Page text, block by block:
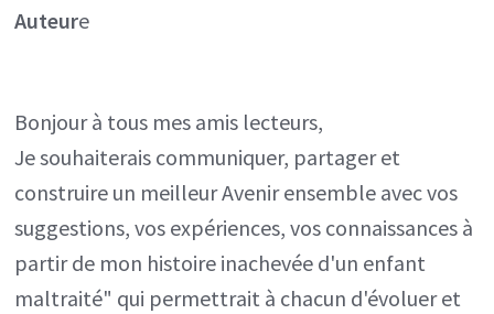
Auteure
Bonjour à tous mes amis lecteurs,
Je souhaiterais communiquer, partager et
construire un meilleur Avenir ensemble avec vos
suggestions, vos expériences, vos connaissances à
partir de mon histoire inachevée d'un enfant
maltraité" qui permettrait à chacun d'évoluer et